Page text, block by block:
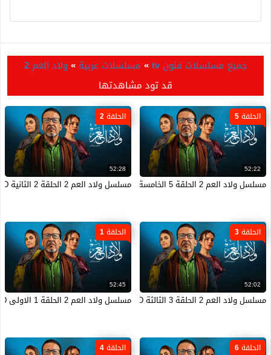
جميع مسلسلات فنون tv » مسلسلات عربية »ولاد العم 2
قد تود مشاهدتها
52:22
الحلقة 5
مسلسل ولاد العم 2 الحلقة 5 الخامسة HD
52:28
الحلقة 2
مسلسل ولاد العم 2 الحلقة 2 الثانية HD
52:02
الحلقة 3
مسلسل ولاد العم 2 الحلقة 3 الثالثة HD
52:45
الحلقة 1
مسلسل ولاد العم 2 الحلقة 1 الاولى HD
الحلقة 6 الحلقة 4